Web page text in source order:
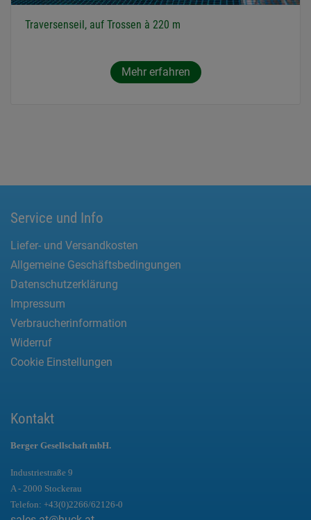
Traversenseil, auf Trossen à 220 m
Mehr erfahren
Service und Info
Liefer- und Versandkosten
Allgemeine Geschäftsbedingungen
Datenschutzerklärung
Impressum
Verbraucherinformation
Widerruf
Cookie Einstellungen
Kontakt
Berger Gesellschaft mbH.
Industriestraße 9
A - 2000 Stockerau
Telefon: +43(0)2266/62126-0